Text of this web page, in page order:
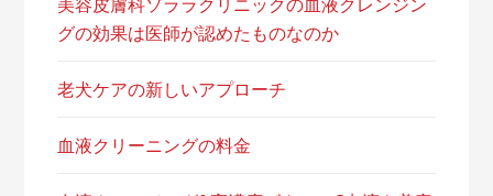
グの効果は医師が認めたものなのか
老犬ケアの新しいアプローチ
血液クリーニングの料金